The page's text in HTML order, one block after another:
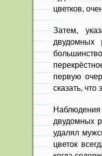
цветков,
Затем,
двудомных
первую
сказать,
двудомных
удалял
цветок